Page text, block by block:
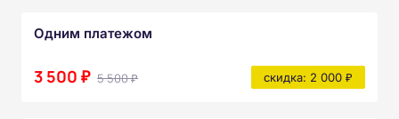
Одним платежом
3 500 ₽ 5 500 ₽ скидка: 2 000 ₽